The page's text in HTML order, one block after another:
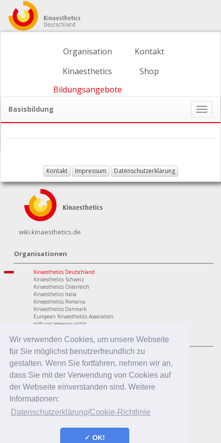
Wir verwenden Cookies, um unsere Webseite
für Sie möglichst benutzerfreundlich zu
gestalten. Wenn Sie fortfahren, nehmen wir an,
dass Sie mit der Verwendung von Cookies auf
der Webseite einverstanden sind. Weitere
Informationen:
Datenschutzerklärung/Cookie-Richtlinie
✓ OK!
Organisation
Kinaesthetics
Bildungsangebote
Kontakt
Shop
Basisbildung
ein-/
Kontakt Impressum Datenschutzerklärung
wiki.kinaesthetics.de
Organisationen
Kinaesthetics Deutschland
Kinaesthetics Schweiz
Kinaesthetics Österreich
Kinaesthetics Italia
Kinaesthetics Romania
Kinaesthetics Danmark
European Kinaesthetics Association
stiftung lebensqualität
Programme
personaler Bereich
Kinaesthetics Lebensqualität im Alter
Kinaesthetics Gesundheit am Arbeitsplatz
Kinaesthetics Kreatives Lernen
professionaler Bereich
Kinaesthetics in der Pflege
Kinaesthetics Pflegende Angehörige
Kinaesthetics in der Erziehung